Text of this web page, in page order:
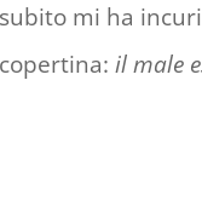
mi ha
il male